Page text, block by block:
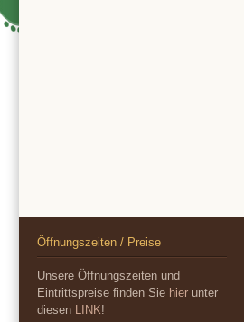
Öffnungszeiten / Preise
Unsere Öffnungszeiten und
Eintrittspreise finden Sie hier unter
diesen LINK!